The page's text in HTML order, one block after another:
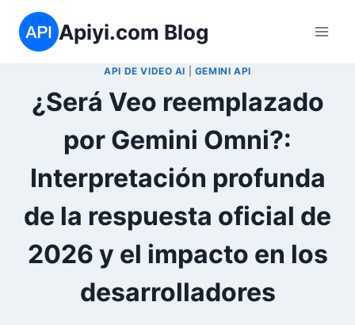
Saltar
contenido
Apiyi.com Blog
API DE VIDEO AI GEMINI API
¿Será Veo reemplazado
por Gemini Omni?:
Interpretación profunda
de la respuesta oficial de
2026 y el impacto en los
desarrolladores